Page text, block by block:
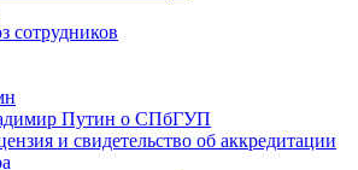
сотрудников
Путин о СПбГУП
и свидетельство об аккредитации